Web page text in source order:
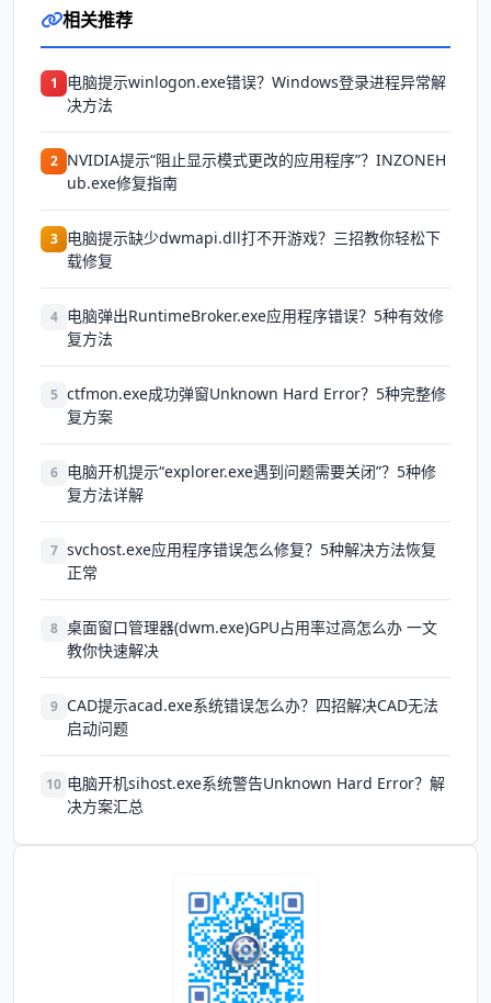
相关推荐
1
电脑提示winlogon.exe错误？Windows登录进程异常解
决方法
2 NVIDIA提示“阻止显示模式更改的应用程序”？INZONEH
ub.exe修复指南
3 电脑提示缺少dwmapi.dll打不开游戏？三招教你轻松下
载修复
4 电脑弹出RuntimeBroker.exe应用程序错误？5种有效修
复方法
5 ctfmon.exe成功弹窗Unknown Hard Error？5种完整修
复方案
6 电脑开机提示“explorer.exe遇到问题需要关闭”？5种修
复方法详解
7 svchost.exe应用程序错误怎么修复？5种解决方法恢复
正常
8 桌面窗口管理器(dwm.exe)GPU占用率过高怎么办 一文
教你快速解决
9 CAD提示acad.exe系统错误怎么办？四招解决CAD无法
启动问题
10 电脑开机sihost.exe系统警告Unknown Hard Error？解
决方案汇总